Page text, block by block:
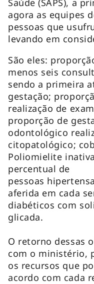
agora as equipes
pessoas que
levando em
São eles:
menos seis
sendo a primeira
gestação;
realização de
proporção de
odontológico
citopatológico;
Poliomielite
percentual de
pessoas
aferida em cada
diabéticos com
glicada.
O retorno dessas
com o ministério,
os recursos que
acordo com cada